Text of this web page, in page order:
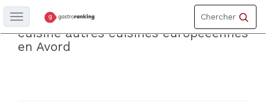
Toggle
navigation
Chercher
Toggle
navigation
DÉPARTEMENT
Découvrez le meilleur restaurantde
cuisine autres cuisines europeéennes
en Avord